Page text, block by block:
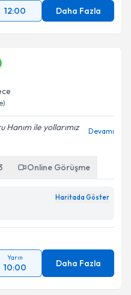
12:00 Daha Fazla
Hanım ile yollarımız
Devamı
Online Görüşme
Haritada Göster
Yarın
10:00 Daha Fazla